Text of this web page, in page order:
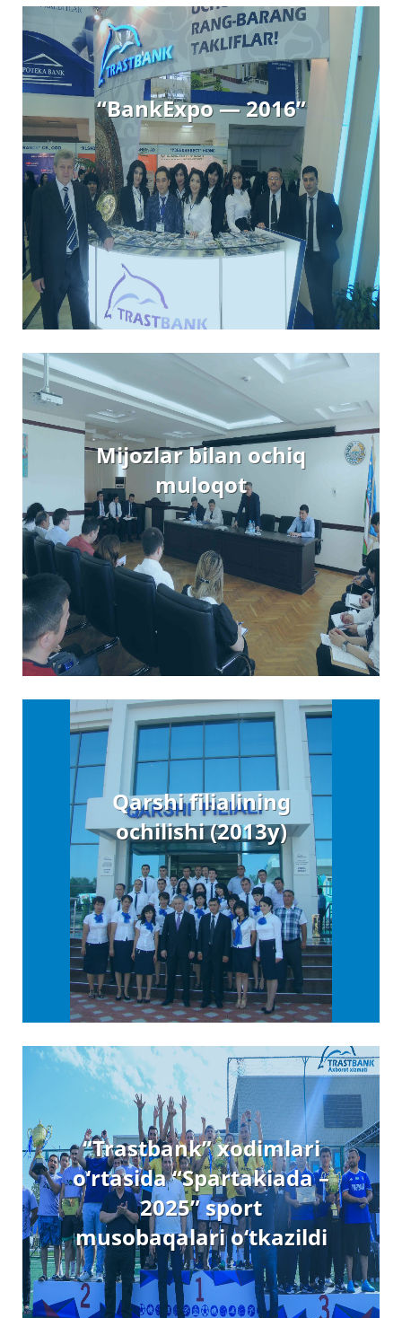
“BankExpo — 2016”
Mijozlar bilan ochiq
muloqot
Qarshi filialining
ochilishi (2013y)
“Trastbank” xodimlari
o‘rtasida “Spartakiada –
2025” sport
musobaqalari o‘tkazildi